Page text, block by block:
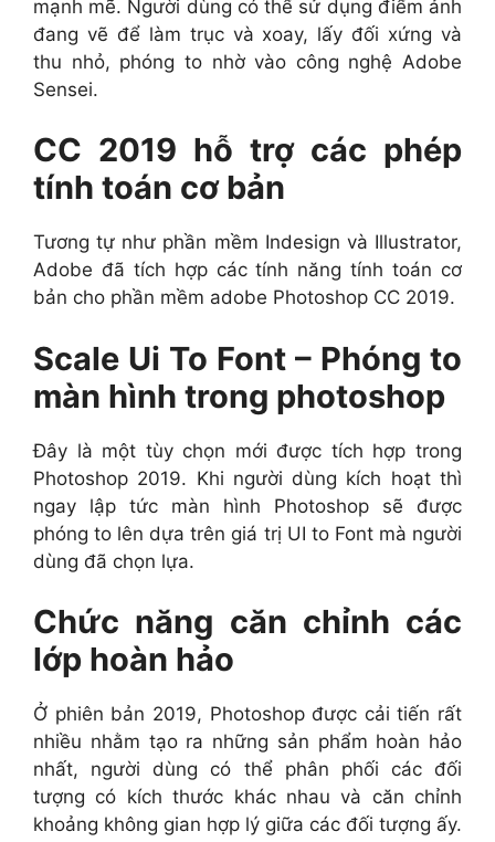
mạnh mẽ. Người dùng có thể sử dụng điểm ảnh
đang vẽ để làm trục và xoay, lấy đối xứng và
thu nhỏ, phóng to nhờ vào công nghệ Adobe
Sensei.
CC 2019 hỗ trợ các phép
tính toán cơ bản
Tương tự như phần mềm Indesign và Illustrator,
Adobe đã tích hợp các tính năng tính toán cơ
bản cho phần mềm adobe Photoshop CC 2019.
Scale Ui To Font – Phóng to
màn hình trong photoshop
Đây là một tùy chọn mới được tích hợp trong
Photoshop 2019. Khi người dùng kích hoạt thì
ngay lập tức màn hình Photoshop sẽ được
phóng to lên dựa trên giá trị UI to Font mà người
dùng đã chọn lựa.
Chức năng căn chỉnh các
lớp hoàn hảo
Ở phiên bản 2019, Photoshop được cải tiến rất
nhiều nhằm tạo ra những sản phẩm hoàn hảo
nhất, người dùng có thể phân phối các đối
tượng có kích thước khác nhau và căn chỉnh
khoảng không gian hợp lý giữa các đối tượng ấy.